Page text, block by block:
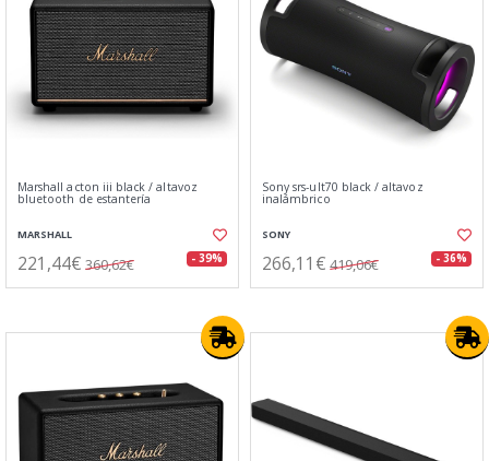
Marshall acton iii black / altavoz
bluetooth de estantería
MARSHALL
221,44€ 360,62€ - 39%
Sony srs-ult70 black / altavoz
inalámbrico
SONY
266,11€ 419,06€ - 36%